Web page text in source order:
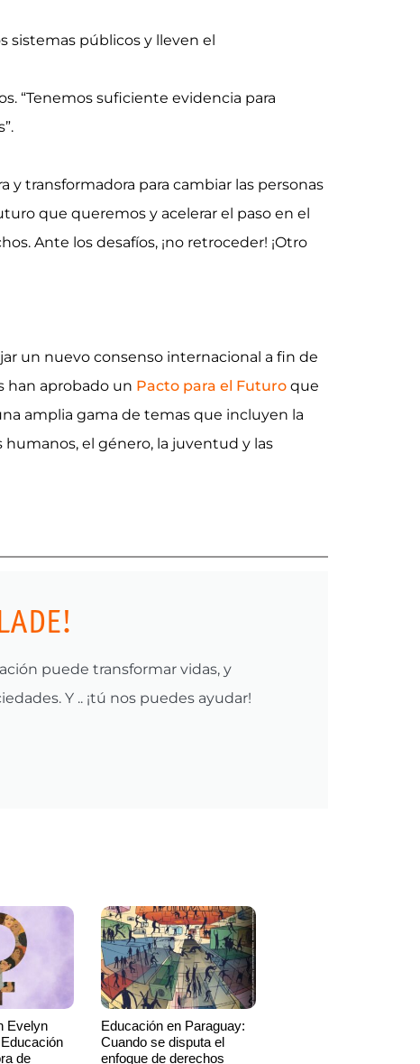
sistemas públicos y lleven el
“Tenemos suficiente evidencia para
y transformadora para cambiar las personas
que queremos y acelerar el paso en el
Ante los desafíos, ¡no retroceder! ¡Otro
un nuevo consenso internacional a fin de
han aprobado un Pacto para el Futuro que
amplia gama de temas que incluyen la
el género, la juventud y las
puede transformar vidas, y
Y .. ¡tú nos puedes ayudar!
Evelyn
de
Educación en Paraguay:
Cuando se disputa el
enfoque de derechos